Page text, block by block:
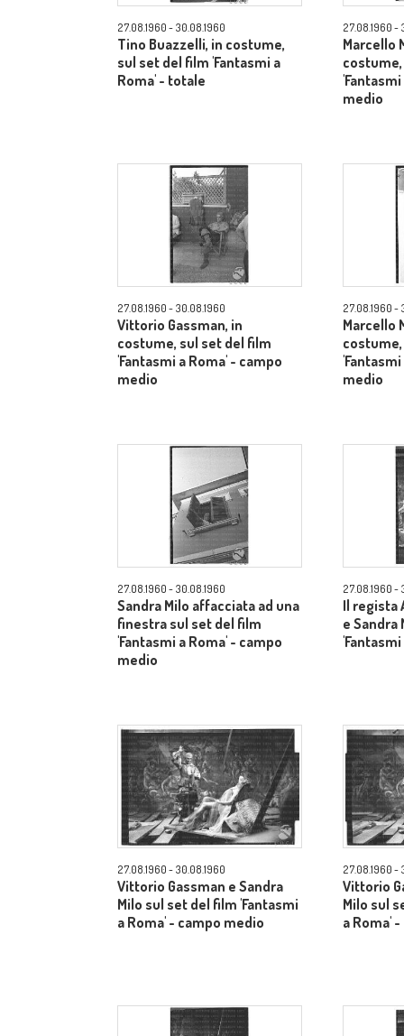
27.08.1960 - 30.08.1960
Tino Buazzelli, in costume,
sul set del film 'Fantasmi a
Roma' - totale
27.08.1960 -
Marcello
medio
27.08.1960 - 30.08.1960
Vittorio Gassman, in
costume, sul set del film
'Fantasmi a Roma' - campo
medio
27.08.1960 -
Marcello
medio
27.08.1960 - 30.08.1960
Sandra Milo affacciata ad una
finestra sul set del film
'Fantasmi a Roma' - campo
medio
27.08.1960 -
Il regista
e Sandra
27.08.1960 - 30.08.1960
Vittorio Gassman e Sandra
Milo sul set del film 'Fantasmi
a Roma' - campo medio
27.08.1960 -
Vittorio
Milo sul
a Roma'